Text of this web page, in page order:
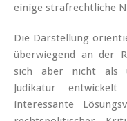
einige strafrechtliche
Die Darstellung
überwiegend an der
sich aber nicht als
Judikatur
interessante